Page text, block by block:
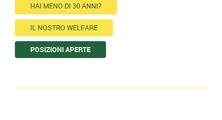
HAI MENO DI 30 ANNI?
IL NOSTRO WELFARE
POSIZIONI APERTE